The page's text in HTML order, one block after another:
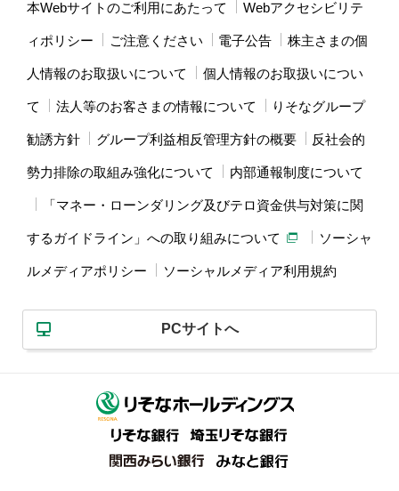
本Webサイトのご利用にあたって Webアクセシビリテ
ィポリシー ご注意ください 電子公告 株主さまの個
人情報のお取扱いについて 個人情報のお取扱いについ
て 法人等のお客さまの情報について りそなグループ
勧誘方針 グループ利益相反管理方針の概要 反社会的
勢力排除の取組み強化について 内部通報制度について
「マネー・ローンダリング及びテロ資金供与対策に関
するガイドライン」への取り組みについて ソーシャ
ルメディアポリシー ソーシャルメディア利用規約
PCサイトへ